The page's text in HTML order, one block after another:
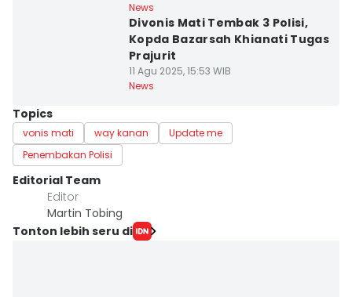
News
Divonis Mati Tembak 3 Polisi,
Kopda Bazarsah Khianati Tugas
Prajurit
11 Agu 2025, 15:53 WIB
News
Topics
vonis mati way kanan
Update me
Penembakan Polisi
Editorial Team
Editor
Martin Tobing
Tonton lebih seru di